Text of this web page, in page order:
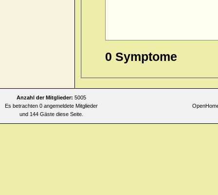
0 Symptome
Anzahl der Mitglieder: 5005
Es betrachten 0 angemeldete Mitglieder
und 144 Gäste diese Seite.